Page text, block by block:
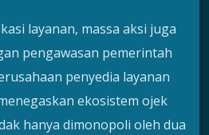
layanan, massa aksi juga
pengawasan pemerintah
penyedia layanan
ekosistem ojek
hanya dimonopoli oleh dua